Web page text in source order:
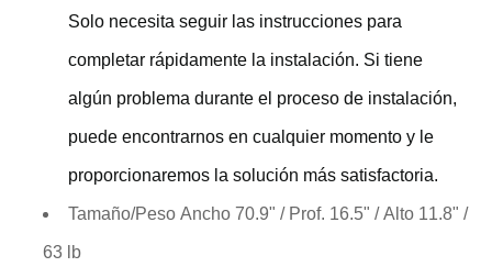
Solo necesita seguir las instrucciones para
completar rápidamente la instalación. Si tiene
algún problema durante el proceso de instalación,
puede encontrarnos en cualquier momento y le
proporcionaremos la solución más satisfactoria.
Tamaño/Peso Ancho 70.9" / Prof. 16.5" / Alto 11.8" /
63 lb